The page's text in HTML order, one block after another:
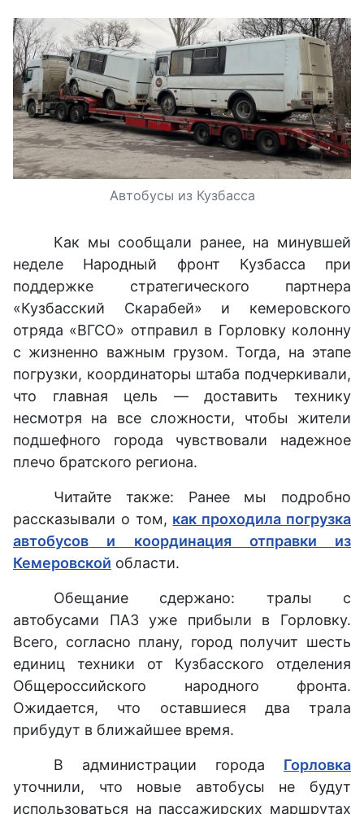
Автобусы из Кузбасса
Как мы сообщали ранее, на минувшей
неделе Народный фронт Кузбасса при
поддержке стратегического партнера
«Кузбасский Скарабей» и кемеровского
отряда «ВГСО» отправил в Горловку колонну
с жизненно важным грузом. Тогда, на этапе
погрузки, координаторы штаба подчеркивали,
что главная цель — доставить технику
несмотря на все сложности, чтобы жители
подшефного города чувствовали надежное
плечо братского региона.
Читайте также: Ранее мы подробно
рассказывали о том, как проходила погрузка
автобусов и координация отправки из
Кемеровской области.
Обещание сдержано: тралы с
автобусами ПАЗ уже прибыли в Горловку.
Всего, согласно плану, город получит шесть
единиц техники от Кузбасского отделения
Общероссийского народного фронта.
Ожидается, что оставшиеся два трала
прибудут в ближайшее время.
В администрации города Горловка
уточнили, что новые автобусы не будут
использоваться на пассажирских маршрутах